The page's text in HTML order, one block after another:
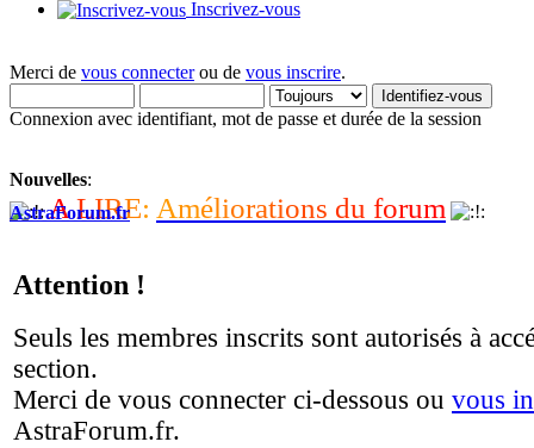
Inscrivez-vous
Merci de vous connecterou de vous inscrire.
Connexion avec identifiant, mot de passe et durée de la session
Nouvelles:
A LIRE: Améliorations du forum
AstraForum.fr
Attention !
Seuls les membres inscrits sont autorisés à
section.
Merci de vous connecter ci-dessous ou vous
AstraForum.fr.